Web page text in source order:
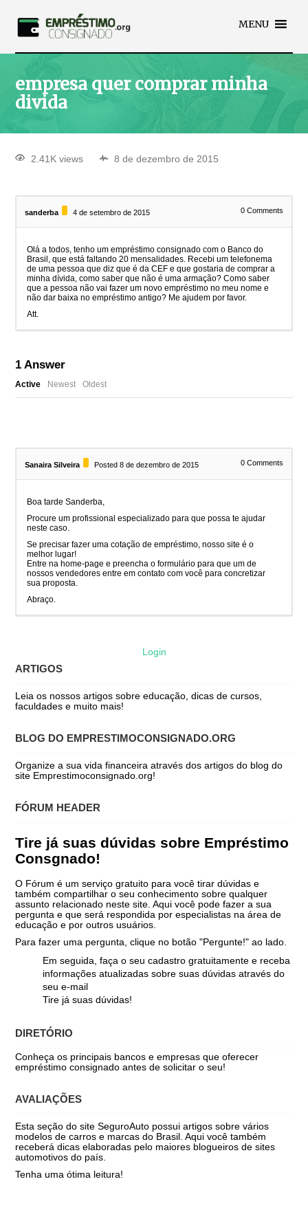
MENU
empresa quer comprar minha
divida
2.41K views 8 de dezembro de 2015
sanderba 4 de setembro de 2015 0Comments
Olá a todos, tenho um empréstimo consignado com o Banco do
Brasil, que está faltando 20 mensalidades. Recebi um telefonema
de uma pessoa que diz que é da CEF e que gostaria de comprar a
minha dívida, como saber que não é uma armação? Como saber
que a pessoa não vai fazer um novo empréstimo no meu nome e
não dar baixa no empréstimo antigo? Me ajudem por favor.
Att.
1 Answer
Active Newest Oldest
Sanaira Silveira Posted 8 de dezembro de 2015 0Comments
Boa tarde Sanderba,
Procure um profissional especializado para que possa te ajudar
neste caso.
Se precisar fazer uma cotação de empréstimo, nosso site é o
melhor lugar!
Entre na home-page e preencha o formulário para que um de
nossos vendedores entre em contato com você para concretizar
sua proposta.
Abraço.
Login
ARTIGOS
Leia os nossos artigos sobre educação, dicas de cursos,
faculdades e muito mais!
BLOG DO EMPRESTIMOCONSIGNADO.ORG
Organize a sua vida financeira através dos artigos do blog do
site Emprestimoconsignado.org!
FÓRUM HEADER
Tire já suas dúvidas sobre Empréstimo
Consgnado!
O Fórum é um serviço gratuito para você tirar dúvidas e
também compartilhar o seu conhecimento sobre qualquer
assunto relacionado neste site. Aqui você pode fazer a sua
pergunta e que será respondida por especialistas na área de
educação e por outros usuários.
Para fazer uma pergunta, clique no botão "Pergunte!" ao lado.
Em seguida, faça o seu cadastro gratuitamente e receba
informações atualizadas sobre suas dúvidas através do
seu e-mail
Tire já suas dúvidas!
DIRETÓRIO
Conheça os principais bancos e empresas que oferecer
empréstimo consignado antes de solicitar o seu!
AVALIAÇÕES
Esta seção do site SeguroAuto possui artigos sobre vários
modelos de carros e marcas do Brasil. Aqui você também
receberá dicas elaboradas pelo maiores blogueiros de sites
automotivos do país.
Tenha uma ótima leitura!